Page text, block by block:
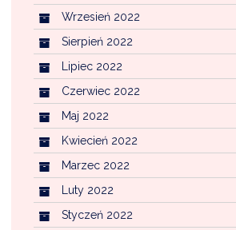
Wrzesień 2022
Sierpień 2022
Lipiec 2022
Czerwiec 2022
Maj 2022
Kwiecień 2022
Marzec 2022
Luty 2022
Styczeń 2022